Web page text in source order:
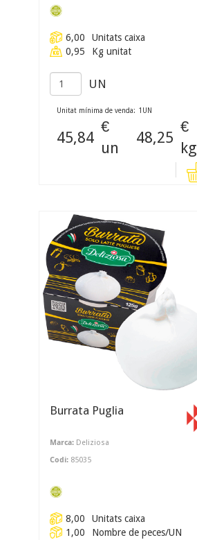
6,00
Unitats caixa
0,95
Kg unitat
UN
Unitat mínima de venda: 1 UN
45,84
€
un
48,25
€
kg
Burrata Puglia
Marca: Deliziosa
Codi: 85035
8,00
Unitats caixa
1,00
Nombre de peces/UN